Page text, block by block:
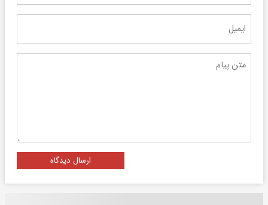
ارسال دیدگاه